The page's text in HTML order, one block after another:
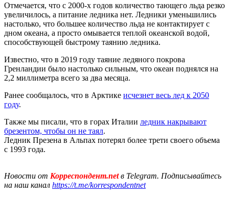
Отмечается, что с 2000-х годов количество тающего льда резко
увеличилось, а питание ледника нет. Ледники уменьшились
настолько, что большее количество льда не контактирует с
дном океана, а просто омывается теплой океанской водой,
способствующей быстрому таянию ледника.
Известно, что в 2019 году таяние ледяного покрова
Гренландии было настолько сильным, что океан поднялся на
2,2 миллиметра всего за два месяца.
Ранее сообщалось, что в Арктике исчезнет весь лед к 2050
году.
Также мы писали, что в горах Италии ледник накрывают
брезентом, чтобы он не таял.
Ледник Презена в Альпах потерял более трети своего объема
с 1993 года.
Новости от Корреспондент.netв Telegram. Подписывайтесь
на наш канал https://t.me/korrespondentnet